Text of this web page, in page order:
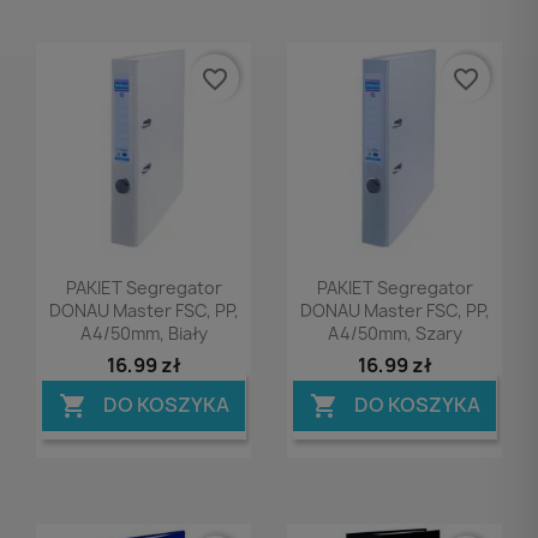
Podgląd
PAKIET Segregator
DONAU Master FSC, PP,
A4/50mm, Biały
16,99 zł
 DO KOSZYKA
favorite_border
Podgląd
PAKIET Segregator
DONAU Master FSC, PP,
A4/50mm, Szary
16,99 zł
 DO KOSZYKA
favorite_border